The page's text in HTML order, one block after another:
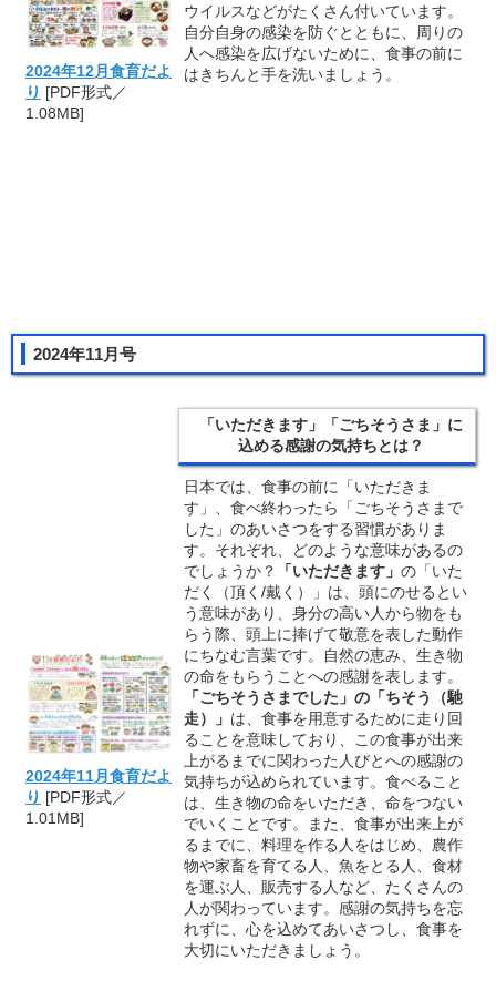
2024年12月食育だよ
り [PDF形式／
1.08MB]
ウイルスなどがたくさん付いています。
自分自身の感染を防ぐとともに、周りの
人へ感染を広げないために、食事の前に
はきちんと手を洗いましょう。
2024年11月号
2024年11月食育だよ
り [PDF形式／
1.01MB]
「いただきます」「ごちそうさま」に
込める感謝の気持ちとは？
日本では、食事の前に「いただきま
す」、食べ終わったら「ごちそうさまで
した」のあいさつをする習慣がありま
す。それぞれ、どのような意味があるの
でしょうか？
「いただきます」 の「いた
だく（頂く/戴く）」は、頭にのせるとい
う意味があり、身分の高い人から物をも
らう際、頭上に捧げて敬意を表した動作
にちなむ言葉です。自然の恵み、生き物
の命をもらうことへの感謝を表します。
「ごちそうさまでした」の「ちそう（馳
走）」 は、食事を用意するために走り回
ることを意味しており、この食事が出来
上がるまでに関わった人びとへの感謝の
気持ちが込められています。食べること
は、生き物の命をいただき、命をつない
でいくことです。また、食事が出来上が
るまでに、料理を作る人をはじめ、農作
物や家畜を育てる人、魚をとる人、食材
を運ぶ人、販売する人など、たくさんの
人が関わっています。感謝の気持ちを忘
れずに、心を込めてあいさつし、食事を
大切にいただきましょう。